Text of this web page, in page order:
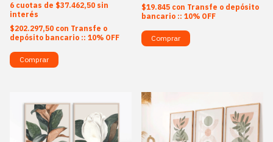
6 $37.462,50 sin
interés
$202.297,50 con Transfe o
depósito bancario :: 10% OFF
Comprar
$19.845 con Transfe o depósito
bancario :: 10% OFF
Comprar